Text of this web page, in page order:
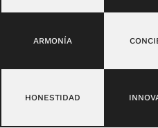
ARMONÍA
HONESTIDAD